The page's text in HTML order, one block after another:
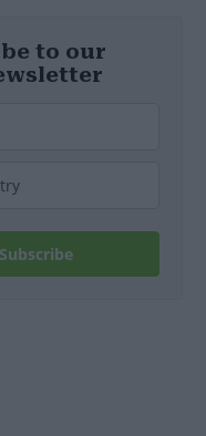
to our
Subscribe